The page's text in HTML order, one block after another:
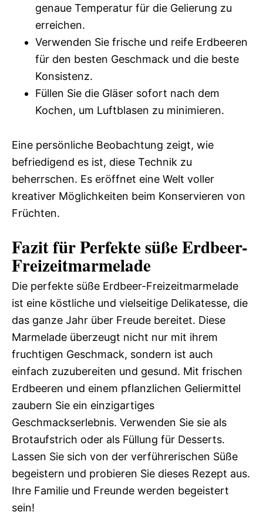
genaue Temperatur für die Gelierung zu
erreichen.
Verwenden Sie frische und reife Erdbeeren
für den besten Geschmack und die beste
Konsistenz.
Füllen Sie die Gläser sofort nach dem
Kochen, um Luftblasen zu minimieren.
Eine persönliche Beobachtung zeigt, wie
befriedigend es ist, diese Technik zu
beherrschen. Es eröffnet eine Welt voller
kreativer Möglichkeiten beim Konservieren von
Früchten.
Fazit für Perfekte süße Erdbeer-
Freizeitmarmelade
Die perfekte süße Erdbeer-Freizeitmarmelade
ist eine köstliche und vielseitige Delikatesse, die
das ganze Jahr über Freude bereitet. Diese
Marmelade überzeugt nicht nur mit ihrem
fruchtigen Geschmack, sondern ist auch
einfach zuzubereiten und gesund. Mit frischen
Erdbeeren und einem pflanzlichen Geliermittel
zaubern Sie ein einzigartiges
Geschmackserlebnis. Verwenden Sie sie als
Brotaufstrich oder als Füllung für Desserts.
Lassen Sie sich von der verführerischen Süße
begeistern und probieren Sie dieses Rezept aus.
Ihre Familie und Freunde werden begeistert
sein!